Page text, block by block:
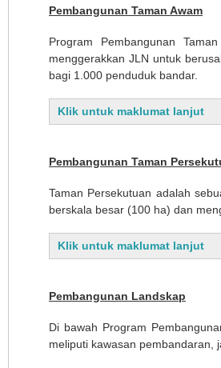
Pembangunan Taman Awam
Program Pembangunan
menggerakkan JLN untuk
bagi 1.000 penduduk bandar.
Klik untuk maklumat lanjut
Pembangunan Taman
Taman Persekutuan adalah
berskala besar (100 ha) dan
Klik untuk maklumat lanjut
Pembangunan Landskap
Di bawah Program
meliputi kawasan pembandaran,